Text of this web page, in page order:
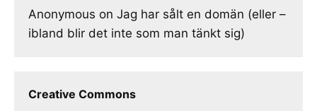
Anonymous on Jag har sålt en domän (eller –
ibland blir det inte som man tänkt sig)
Creative Commons